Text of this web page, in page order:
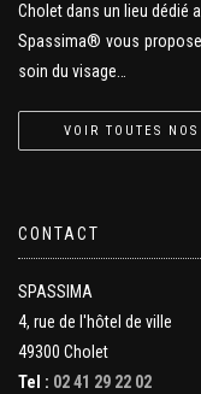
Cholet dans un lieu dédié
Spassima® vous
soin du visage…
VOIR TOUTES
CONTACT
SPASSIMA
4, rue de l'hôtel de ville
49300 Cholet
Tel : 02 41 29 22 02